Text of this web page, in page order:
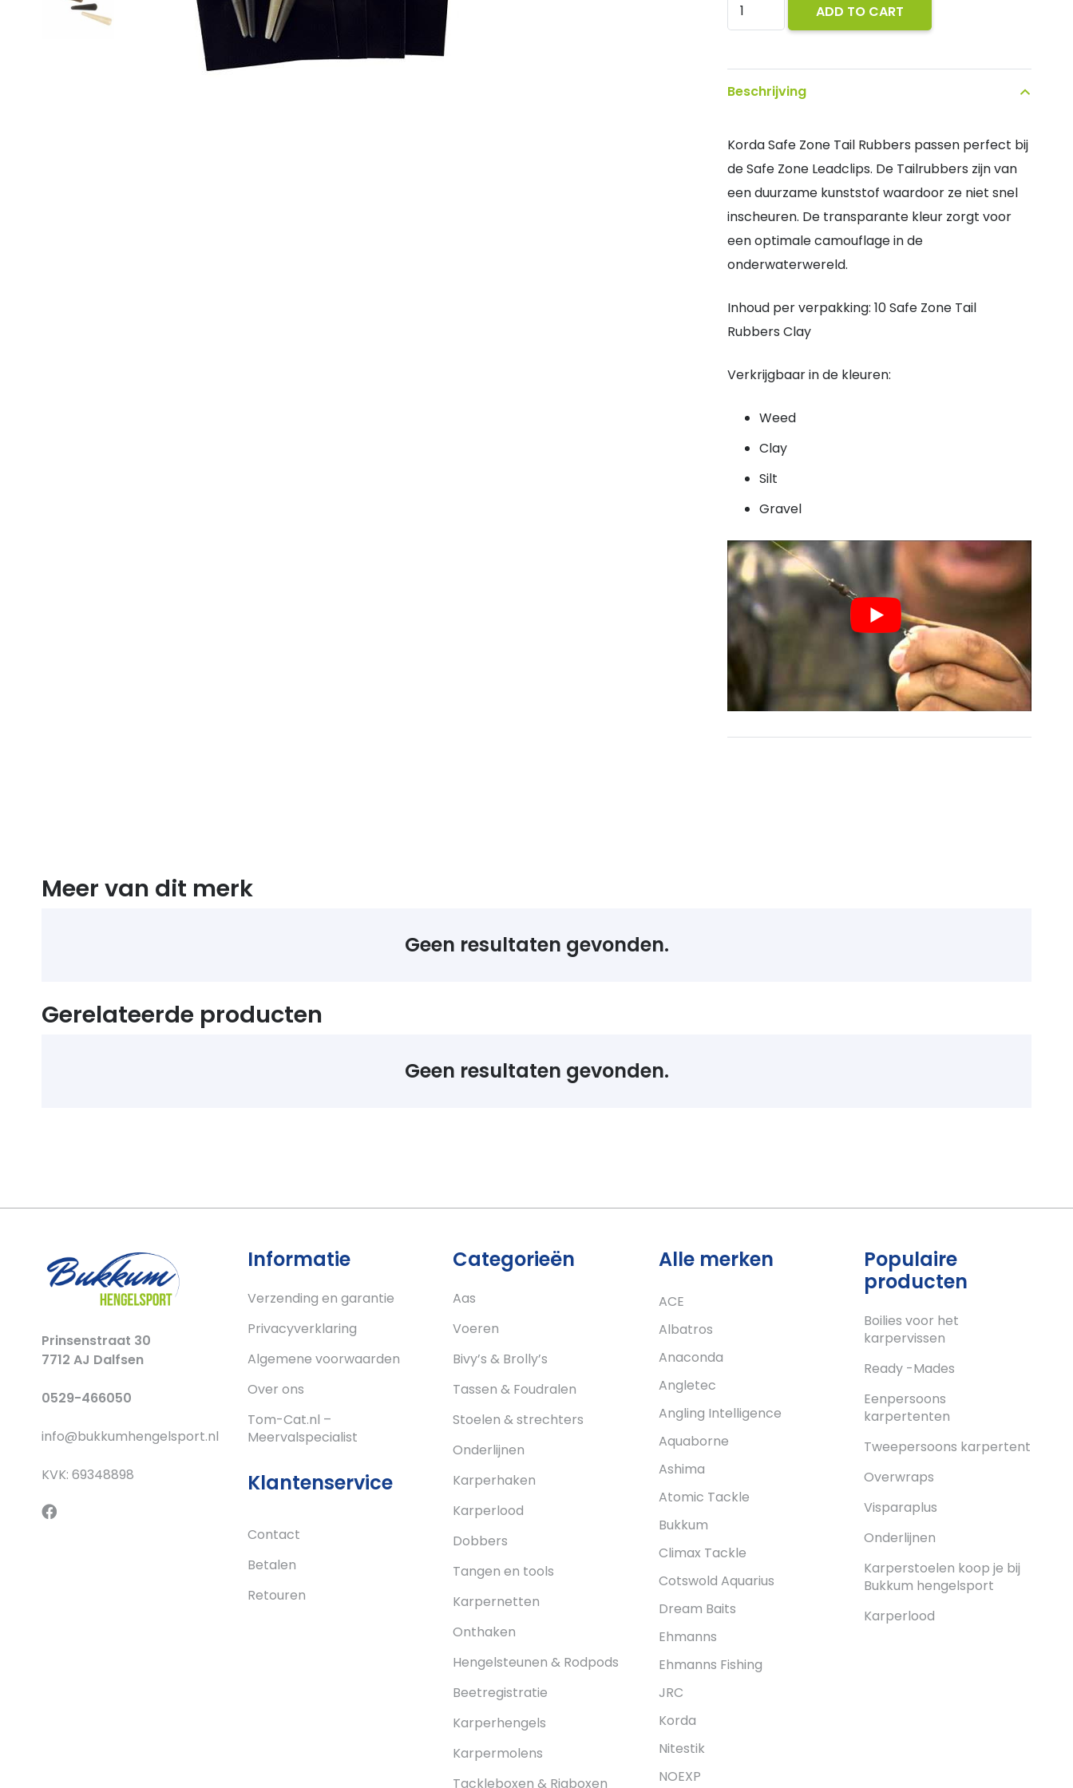
Safe
Tail
Rubbers
quantity
ADD TO CART
Beschrijving
Korda Safe Zone Tail Rubbers passen perfect bij
de Safe Zone Leadclips. De Tailrubbers zijn van
een duurzame kunststof waardoor ze niet snel
inscheuren. De transparante kleur zorgt voor
een optimale camouflage in de
onderwaterwereld.
Inhoud per verpakking: 10 Safe Zone Tail
Rubbers Clay
Verkrijgbaar in de kleuren:
Weed
Clay
Silt
Gravel
Meer van dit merk
Geen resultaten gevonden.
Gerelateerde producten
Geen resultaten gevonden.
Prinsenstraat 30
7712 AJ Dalfsen
0529-466050
info@bukkumhengelsport.nl
KVK: 69348898
Informatie
Verzending en garantie
Privacyverklaring
Algemene voorwaarden
Over ons
Tom-Cat.nl –
Meervalspecialist
Klantenservice
Contact
Betalen
Retouren
Categorieën
Aas
Voeren
Bivy’s & Brolly’s
Tassen & Foudralen
Stoelen & strechters
Onderlijnen
Karperhaken
Karperlood
Dobbers
Tangen en tools
Karpernetten
Onthaken
Hengelsteunen & Rodpods
Beetregistratie
Karperhengels
Karpermolens
Tackleboxen & Rigboxen
Alle merken
ACE
Albatros
Anaconda
Angletec
Angling Intelligence
Aquaborne
Ashima
Atomic Tackle
Bukkum
Climax Tackle
Cotswold Aquarius
Dream Baits
Ehmanns
Ehmanns Fishing
JRC
Korda
Nitestik
NOEXP
Populaire
producten
Boilies voor het
karpervissen
Ready -Mades
Eenpersoons
karpertenten
Tweepersoons karpertent
Overwraps
Visparaplus
Onderlijnen
Karperstoelen koop je bij
Bukkum hengelsport
Karperlood